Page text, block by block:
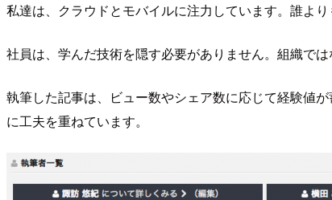
私達は、クラウドとモバイルに注力しています。誰よ
社員は、学んだ技術を隠す必要がありません。組織で
執筆した記事は、ビュー数やシェア数に応じて経験値
に工夫を重ねています。